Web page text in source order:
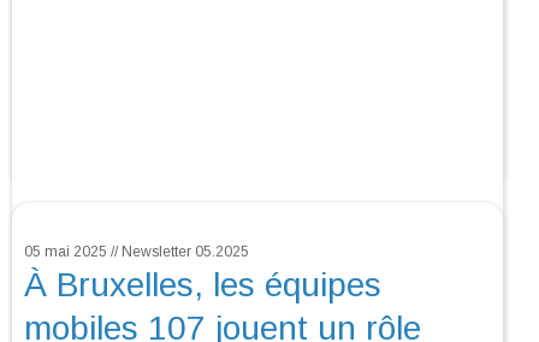
05 mai 2025 // Newsletter 05.2025
À Bruxelles, les équipes
mobiles 107 jouent un rôle